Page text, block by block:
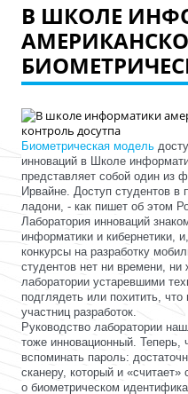
В ШКОЛЕ
Биометрическая модель
инноваций в Школе
представляет собой один из
Ирвайне. Доступ студентов
ладони, - как пишет об этом
Лаборатория инноваций
информатики и кибернетики,
конкурсы на разработку
студентов нет ни времени,
лаборатории устаревшими
подглядеть или похитить,
участниц разработок.
Руководство лаборатории
тоже инновационный. Теперь,
вспоминать пароль:
сканеру, который и
о биометрическом